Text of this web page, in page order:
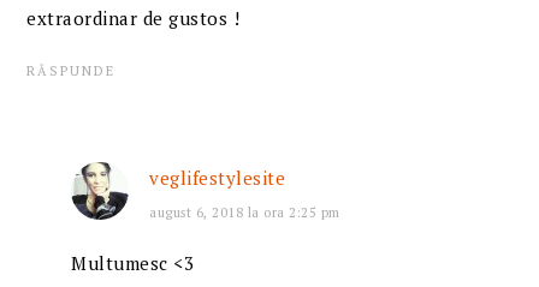
extraordinar de gustos !
RĂSPUNDE
veglifestylesite
august 6, 2018 la ora 2:25 pm
Multumesc <3